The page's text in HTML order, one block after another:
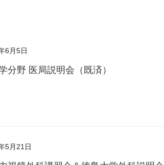
6月5日
分野 医局説明会（既済）
5月21日